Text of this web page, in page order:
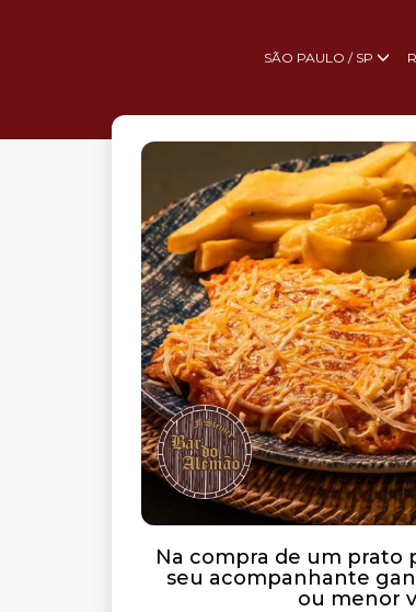
SÃO PAULO / SP
Na compra de um prato
seu acompanhante
ou menor